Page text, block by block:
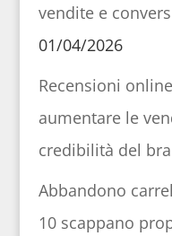
vendite e
01/04/2026
Recensioni
aumentare le
credibilità del
Abbandono
10 scappano